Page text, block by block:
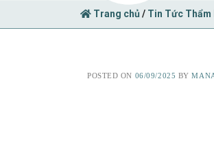
Trang chủ / Tin Tức Thẩm
POSTED ON 06/09/2025 BY